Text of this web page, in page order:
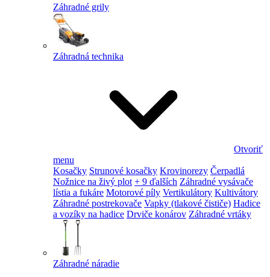
Záhradné grily
Záhradná technika
Otvoriť
menu
Kosačky Strunové kosačky Krovinorezy Čerpadlá
Nožnice na živý plot + 9 ďalších Záhradné vysávače
lístia a fukáre Motorové píly Vertikulátory Kultivátory
Záhradné postrekovače Vapky (tlakové čističe) Hadice
a vozíky na hadice Drviče konárov Záhradné vrtáky
Záhradné náradie